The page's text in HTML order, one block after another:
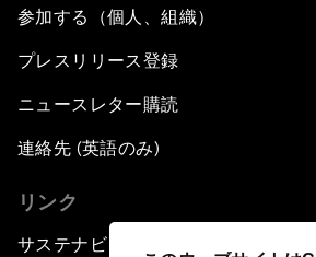
参加する（個人、組織）
プレスリリース登録
ニュースレター購読
連絡先 (英語のみ)
リンク
サステナビリティへの取り組み